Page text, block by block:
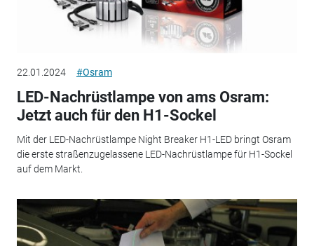
22.01.2024 #Osram
LED-Nachrüstlampe von ams Osram:
Jetzt auch für den H1-Sockel
Mit der LED-Nachrüstlampe Night Breaker H1-LED bringt Osram
die erste straßenzugelassene LED-Nachrüstlampe für H1-Sockel
auf dem Markt.